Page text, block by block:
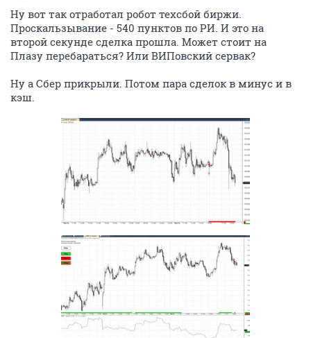
Ну вот так отработал робот техсбой биржи.
Проскальзывание - 540 пунктов по РИ. И это на
второй секунде сделка прошла. Может стоит на
Плазу перебараться? Или ВИПовский сервак?
Ну а Сбер прикрыли. Потом пара сделок в минус и в
кэш.